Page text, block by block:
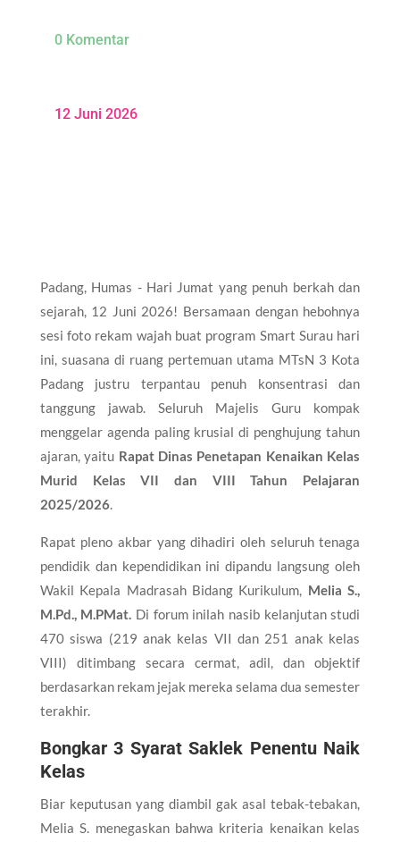
0 Komentar
12 Juni 2026
Padang, Humas - Hari Jumat yang penuh berkah dan
sejarah, 12 Juni 2026! Bersamaan dengan hebohnya
sesi foto rekam wajah buat program Smart Surau hari
ini, suasana di ruang pertemuan utama MTsN 3 Kota
Padang justru terpantau penuh konsentrasi dan
tanggung jawab. Seluruh Majelis Guru kompak
menggelar agenda paling krusial di penghujung tahun
ajaran, yaitu Rapat Dinas Penetapan Kenaikan Kelas
Murid Kelas VII dan VIII Tahun Pelajaran
2025/2026.
Rapat pleno akbar yang dihadiri oleh seluruh tenaga
pendidik dan kependidikan ini dipandu langsung oleh
Wakil Kepala Madrasah Bidang Kurikulum, Melia S.,
M.Pd., M.PMat. Di forum inilah nasib kelanjutan studi
470 siswa (219 anak kelas VII dan 251 anak kelas
VIII) ditimbang secara cermat, adil, dan objektif
berdasarkan rekam jejak mereka selama dua semester
terakhir.
Bongkar 3 Syarat Saklek Penentu Naik
Kelas
Biar keputusan yang diambil gak asal tebak-tebakan,
Melia S. menegaskan bahwa kriteria kenaikan kelas